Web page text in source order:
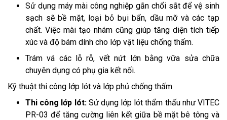
Sử dụng máy mài công nghiệp gắn chổi sắt để vệ sinh
sạch sẽ bề mặt, loại bỏ bụi bẩn, dầu mỡ và các tạp
chất. Việc mài tạo nhám cũng giúp tăng diện tích tiếp
xúc và độ bám dính cho lớp vật liệu chống thấm.
Trám vá các lỗ rỗ, vết nứt lớn bằng vữa sửa chữa
chuyên dụng có phụ gia kết nối.
Kỹ thuật thi công lớp lót và lớp phủ chống thấm
Thi công lớp lót: Sử dụng lớp lót thẩm thấu như VITEC
PR-03 để tăng cường liên kết giữa bề mặt bê tông và